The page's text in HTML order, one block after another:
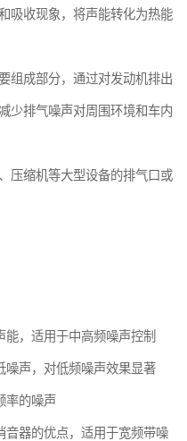
吸收现象，将声能转化为热能
组成部分，通过对发动机排出
少排气噪声对周围环境和车内
压缩机等大型设备的排气口或
，适用于中高频噪声控制
噪声，对低频噪声效果显著
率的噪声
音器的优点，适用于宽频带噪